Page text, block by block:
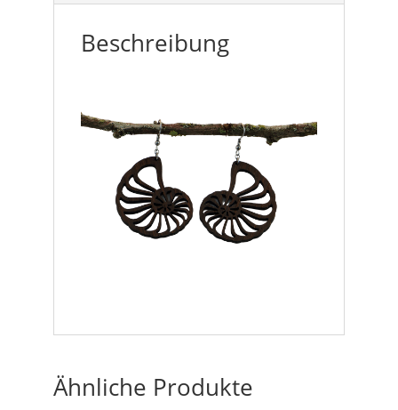
Beschreibung
Ähnliche Produkte